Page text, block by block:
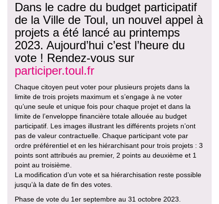
Dans le cadre du budget participatif
de la Ville de Toul, un nouvel appel à
projets a été lancé au printemps
2023. Aujourd’hui c’est l’heure du
vote ! Rendez-vous sur
participer.toul.fr
Chaque citoyen peut voter pour plusieurs projets dans la
limite de trois projets maximum et s’engage à ne voter
qu’une seule et unique fois pour chaque projet et dans la
limite de l’enveloppe financière totale allouée au budget
participatif. Les images illustrant les différents projets n’ont
pas de valeur contractuelle. Chaque participant vote par
ordre préférentiel et en les hiérarchisant pour trois projets : 3
points sont attribués au premier, 2 points au deuxième et 1
point au troisième.
La modification d’un vote et sa hiérarchisation reste possible
jusqu’à la date de fin des votes.
Phase de vote du 1er septembre au 31 octobre 2023.